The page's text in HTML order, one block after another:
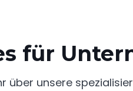
für
über unsere